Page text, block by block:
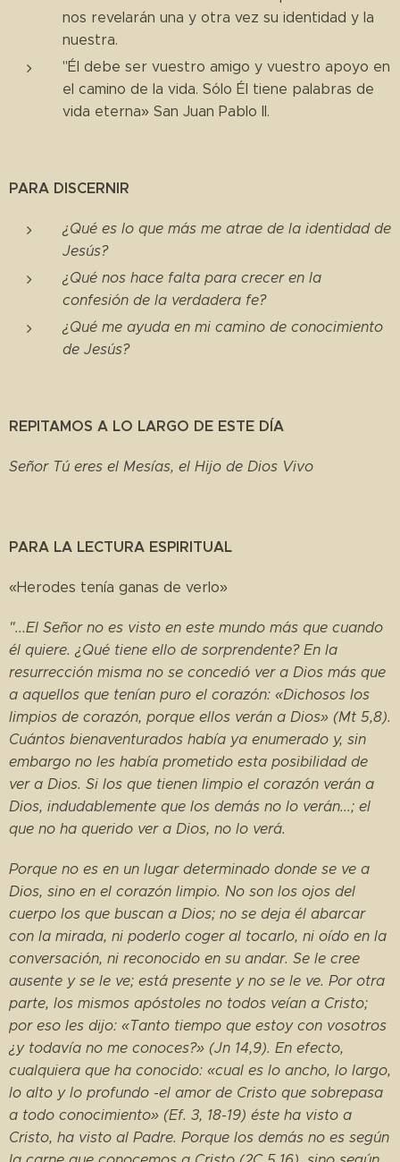
nos revelarán una y otra vez su identidad y la
nuestra.
"Él debe ser vuestro amigo y vuestro apoyo en
el camino de la vida. Sólo Él tiene palabras de
vida eterna» San Juan Pablo II.
PARA DISCERNIR
¿Qué es lo que más me atrae de la identidad de
Jesús?
¿Qué nos hace falta para crecer en la
confesión de la verdadera fe?
¿Qué me ayuda en mi camino de conocimiento
de Jesús?
REPITAMOS A LO LARGO DE ESTE DÍA
Señor Tú eres el Mesías, el Hijo de Dios Vivo
PARA LA LECTURA ESPIRITUAL
«Herodes tenía ganas de verlo»
"...El Señor no es visto en este mundo más que cuando
él quiere. ¿Qué tiene ello de sorprendente? En la
resurrección misma no se concedió ver a Dios más que
a aquellos que tenían puro el corazón: «Dichosos los
limpios de corazón, porque ellos verán a Dios» (Mt 5,8).
Cuántos bienaventurados había ya enumerado y, sin
embargo no les había prometido esta posibilidad de
ver a Dios. Si los que tienen limpio el corazón verán a
Dios, indudablemente que los demás no lo verán...; el
que no ha querido ver a Dios, no lo verá.
Porque no es en un lugar determinado donde se ve a
Dios, sino en el corazón limpio. No son los ojos del
cuerpo los que buscan a Dios; no se deja él abarcar
con la mirada, ni poderlo coger al tocarlo, ni oído en la
conversación, ni reconocido en su andar. Se le cree
ausente y se le ve; está presente y no se le ve. Por otra
parte, los mismos apóstoles no todos veían a Cristo;
por eso les dijo: «Tanto tiempo que estoy con vosotros
¿y todavía no me conoces?» (Jn 14,9). En efecto,
cualquiera que ha conocido: «cual es lo ancho, lo largo,
lo alto y lo profundo -el amor de Cristo que sobrepasa
a todo conocimiento» (Ef. 3, 18-19) éste ha visto a
Cristo, ha visto al Padre. Porque los demás no es según